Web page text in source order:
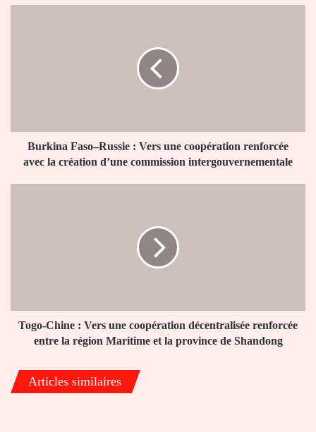
avec
création
Burkina Faso–Russie : Vers une coopération renforcée
avec la création d’une commission intergouvernementale
entre
région
la
Togo-Chine : Vers une coopération décentralisée renforcée
entre la région Maritime et la province de Shandong
Articles similaires